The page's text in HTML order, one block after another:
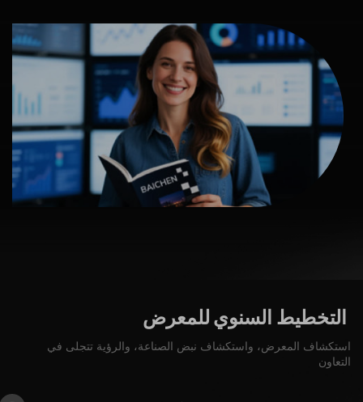
التخطيط السنويللمعرض
استكشاف المعرض، واستكشاف نبض الصناعة، والرؤية تتجلى في
التعاون